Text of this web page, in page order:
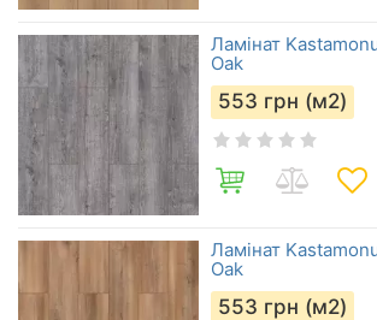
Ламінат
Oak
553 грн (м2)
Ламінат
Oak
553 грн (м2)